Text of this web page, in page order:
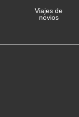
Viajes de
novios